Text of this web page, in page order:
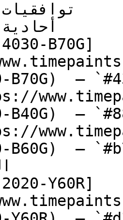
B70G]
B70G)  —
B40G)  —
B60G)  —
Y60R]